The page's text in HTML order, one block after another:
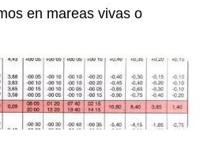
en mareas vivas o